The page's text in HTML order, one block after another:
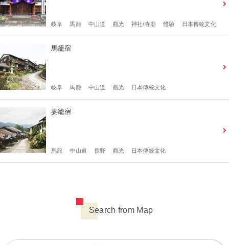
岐阜 馬籠 中山道 觀光 神社/寺廟 體驗 日本傳統文化
馬籠宿
岐阜 馬籠 中山道 觀光 日本傳統文化
妻籠宿
馬籠 中山道 長野 觀光 日本傳統文化
Search from Map